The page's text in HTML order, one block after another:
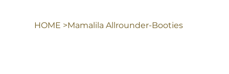
HOME >Mamalila Allrounder-Booties